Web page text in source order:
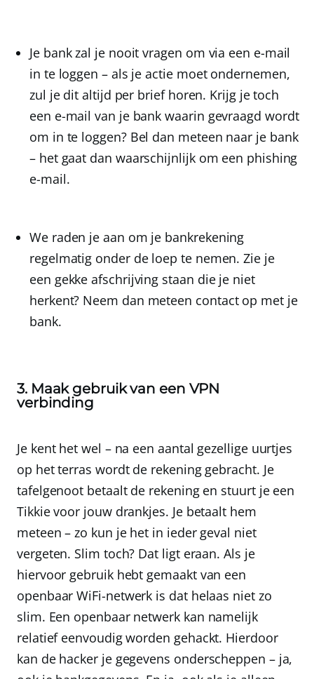
Je bank zal je nooit vragen om via een e-mail
in te loggen – als je actie moet ondernemen,
zul je dit altijd per brief horen. Krijg je toch
een e-mail van je bank waarin gevraagd wordt
om in te loggen? Bel dan meteen naar je bank
– het gaat dan waarschijnlijk om een phishing
e-mail.
We raden je aan om je bankrekening
regelmatig onder de loep te nemen. Zie je
een gekke afschrijving staan die je niet
herkent? Neem dan meteen contact op met je
bank.
3. Maak gebruik van een VPN
verbinding
Je kent het wel – na een aantal gezellige uurtjes
op het terras wordt de rekening gebracht. Je
tafelgenoot betaalt de rekening en stuurt je een
Tikkie voor jouw drankjes. Je betaalt hem
meteen – zo kun je het in ieder geval niet
vergeten. Slim toch? Dat ligt eraan. Als je
hiervoor gebruik hebt gemaakt van een
openbaar WiFi-netwerk is dat helaas niet zo
slim. Een openbaar netwerk kan namelijk
relatief eenvoudig worden gehackt. Hierdoor
kan de hacker je gegevens onderscheppen – ja,